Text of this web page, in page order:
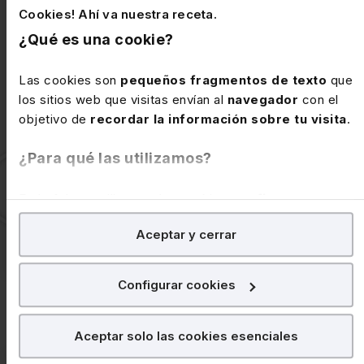
Cookies! Ahí va nuestra receta.
¿Qué es una cookie?
Las cookies son pequeños fragmentos de texto que
los sitios web que visitas envían al navegador con el
objetivo de recordar la información sobre tu visita.
¿Para qué las utilizamos?
En Lefebvre utilizamos las cookies confines
analíticospara tratar demejorar tu experienciaen
nuestra página web. También con fines publicitarios,
para poder mostrarte publicidad y contenidos de tu
¿Qué puedes hacer?
Puedesaceptarlas cookies para que tu experiencia en
Aceptar y cerrar
Configurar cookies
Aceptar solo las cookies esenciales
EXPERTO PYME
empresarial y los trabajadores de la
PYME.
SABER MÁS
GESTIÓN DE DESPACHOS